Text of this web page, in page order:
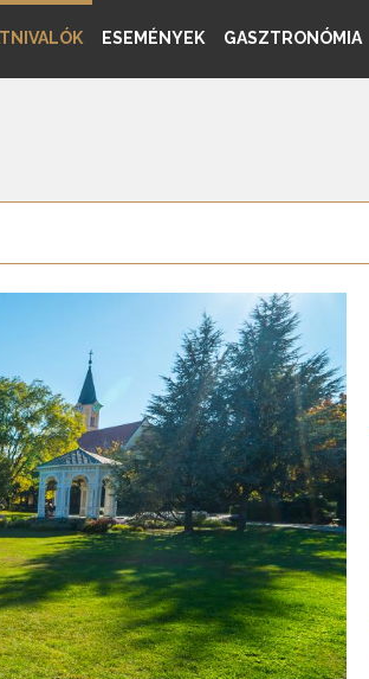
ESEMÉNYEK GASZTRONÓMIA